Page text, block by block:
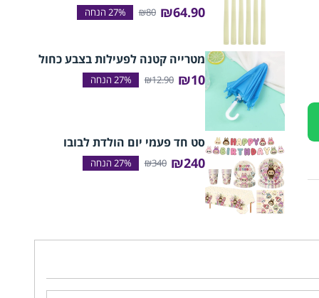
₪64.90
₪80
מטרייה קטנה לפעילות בצבע כחול
₪10
₪12.90
סט חד פעמי יום הולדת לבובו
₪240
₪340